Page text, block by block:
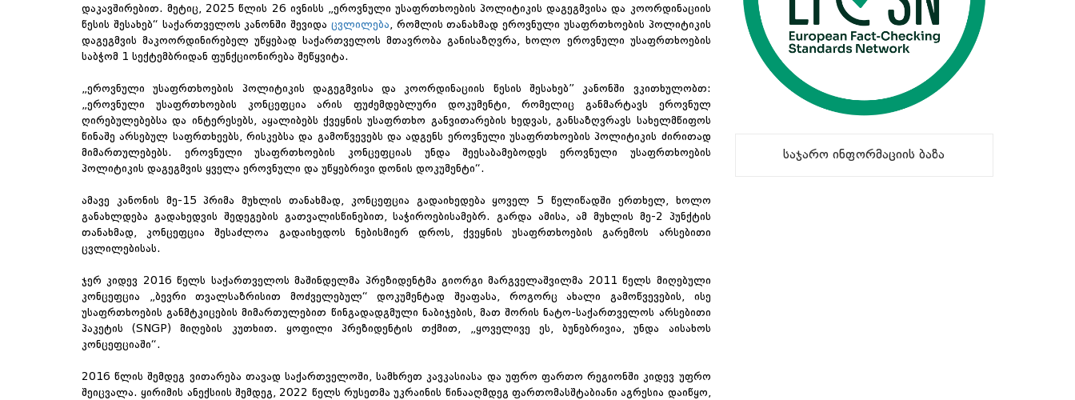
დაკავშირებით. მეტიც, 2025 წლის 26 ივნისს „ეროვნული უსაფრთხოების პოლიტიკის დაგეგმვისა და კოორდინაციის
წესის შესახებ“ საქართველოს კანონში შევიდა ცვლილება, რომლის თანახმად ეროვნული უსაფრთხოების პოლიტიკის
დაგეგმვის მაკოორდინირებელ უწყებად საქართველოს მთავრობა განისაზღვრა, ხოლო ეროვნული უსაფრთხოების
საბჭომ 1 სექტემბრიდან ფუნქციონირება შეწყვიტა.
„ეროვნული უსაფრთხოების პოლიტიკის დაგეგმვისა და კოორდინაციის წესის შესახებ” კანონში ვკითხულობთ:
„ეროვნული უსაფრთხოების კონცეფცია არის ფუძემდებლური დოკუმენტი, რომელიც განმარტავს ეროვნულ
ღირებულებებსა და ინტერესებს, აყალიბებს ქვეყნის უსაფრთხო განვითარების ხედვას, განსაზღვრავს სახელმწიფოს
წინაშე არსებულ საფრთხეებს, რისკებსა და გამოწვევებს და ადგენს ეროვნული უსაფრთხოების პოლიტიკის ძირითად
მიმართულებებს. ეროვნული უსაფრთხოების კონცეფციას უნდა შეესაბამებოდეს ეროვნული უსაფრთხოების
პოლიტიკის დაგეგმვის ყველა ეროვნული და უწყებრივი დონის დოკუმენტი“.
ამავე კანონის მე-15 პრიმა მუხლის თანახმად, კონცეფცია გადაიხედება ყოველ 5 წელიწადში ერთხელ, ხოლო
განახლდება გადახედვის შედეგების გათვალისწინებით, საჭიროებისამებრ. გარდა ამისა, ამ მუხლის მე-2 პუნქტის
თანახმად, კონცეფცია შესაძლოა გადაიხედოს ნებისმიერ დროს, ქვეყნის უსაფრთხოების გარემოს არსებითი
ცვლილებისას.
ჯერ კიდევ 2016 წელს საქართველოს მაშინდელმა პრეზიდენტმა გიორგი მარგველაშვილმა 2011 წელს მიღებული
კონცეფცია „ბევრი თვალსაზრისით მოძველებულ“ დოკუმენტად შეაფასა, როგორც ახალი გამოწვევების, ისე
უსაფრთხოების განმტკიცების მიმართულებით წინგადადგმული ნაბიჯების, მათ შორის ნატო-საქართველოს არსებითი
პაკეტის (SNGP) მიღების კუთხით. ყოფილი პრეზიდენტის თქმით, „ყოველივე ეს, ბუნებრივია, უნდა აისახოს
კონცეფციაში“.
2016 წლის შემდეგ ვითარება თავად საქართველოში, სამხრეთ კავკასიასა და უფრო ფართო რეგიონში კიდევ უფრო
შეიცვალა. ყირიმის ანექსიის შემდეგ, 2022 წელს რუსეთმა უკრაინის წინააღმდეგ ფართომასშტაბიანი აგრესია დაიწყო,
საჯარო ინფორმაციის ბაზა